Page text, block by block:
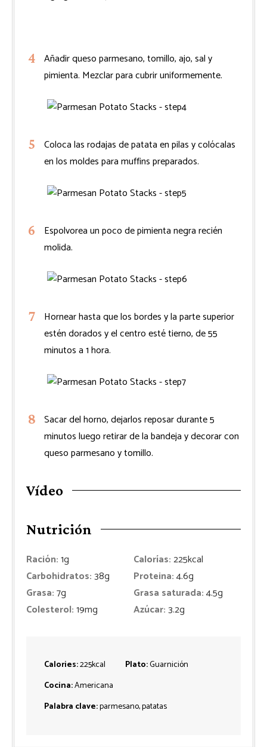
Añadir queso parmesano, tomillo, ajo, sal y
pimienta. Mezclar para cubrir uniformemente.
Coloca las rodajas de patata en pilas y colócalas
en los moldes para muffins preparados.
Espolvorea un poco de pimienta negra recién
molida.
Hornear hasta que los bordes y la parte superior
estén dorados y el centro esté tierno, de 55
minutos a 1 hora.
Sacar del horno, dejarlos reposar durante 5
minutos luego retirar de la bandeja y decorar con
queso parmesano y tomillo.
Vídeo
Nutrición
Ración:1g Calorías:225kcal
Carbohidratos:38g Proteina:4.6g
Grasa:7g Grasa saturada:4.5g
Colesterol:19mg Azúcar:3.2g
Calories:225kcal Plato:Guarnición
Cocina:Americana
Palabra clave:parmesano, patatas